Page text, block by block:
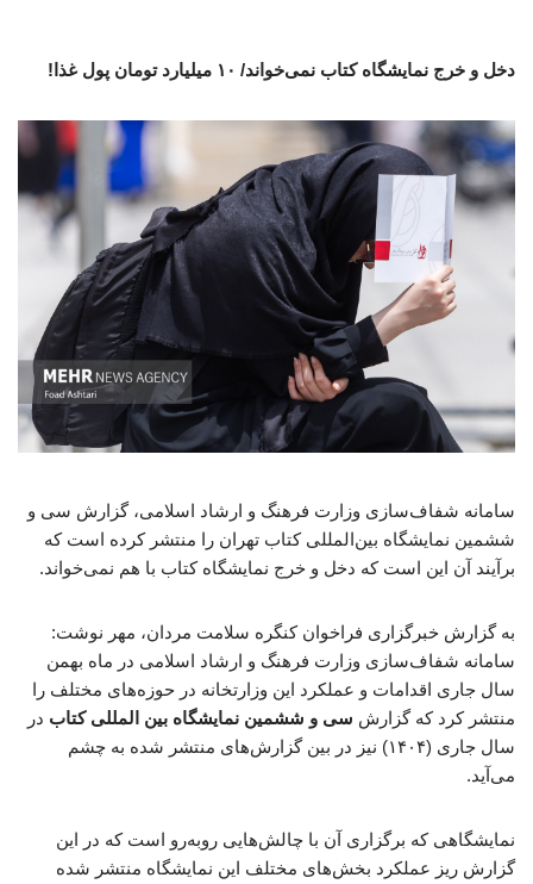
دخل و خرج نمایشگاه کتاب نمی‌خواند/ ۱۰ میلیارد تومان پول غذا!
سامانه شفاف‌سازی وزارت فرهنگ و ارشاد اسلامی، گزارش سی و
ششمین نمایشگاه بین‌المللی کتاب تهران را منتشر کرده است که
برآیند آن این است که دخل و خرج نمایشگاه کتاب با هم نمی‌خواند.
به گزارش خبرگزاری فراخوان کنگره سلامت مردان، مهر نوشت:
سامانه شفاف‌سازی وزارت فرهنگ و ارشاد اسلامی در ماه بهمن
سال جاری اقدامات و عملکرد این وزارتخانه در حوزه‌های مختلف را
منتشر کرد که گزارش سی و ششمین نمایشگاه بین المللی کتاب در
سال جاری (۱۴۰۴) نیز در بین گزارش‌های منتشر شده به چشم
می‌آید.
نمایشگاهی که برگزاری آن با چالش‌هایی روبه‌رو است که در این
گزارش ریز عملکرد بخش‌های مختلف این نمایشگاه منتشر شده